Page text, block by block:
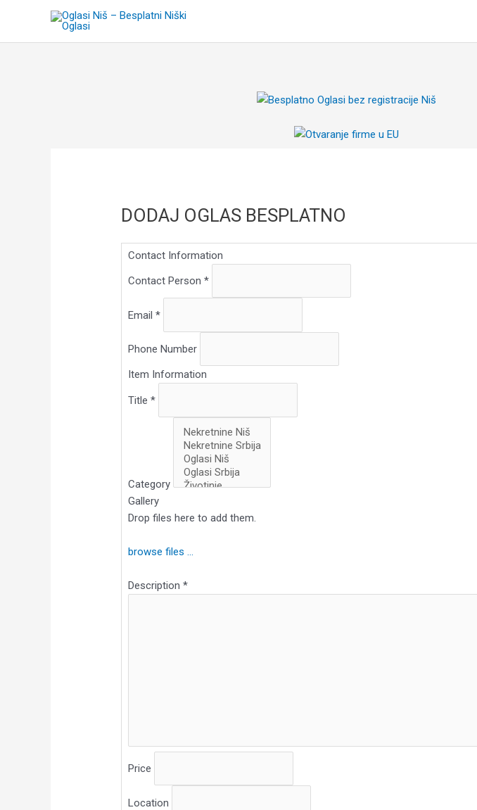
sadržaj
DODAJ OGLAS BESPLATNO
Contact Information
Contact Person*
Email*
Phone Number
Item Information
Title*
Category
Gallery
Drop files here to add them.
browse files ...
Description*
Price
Location